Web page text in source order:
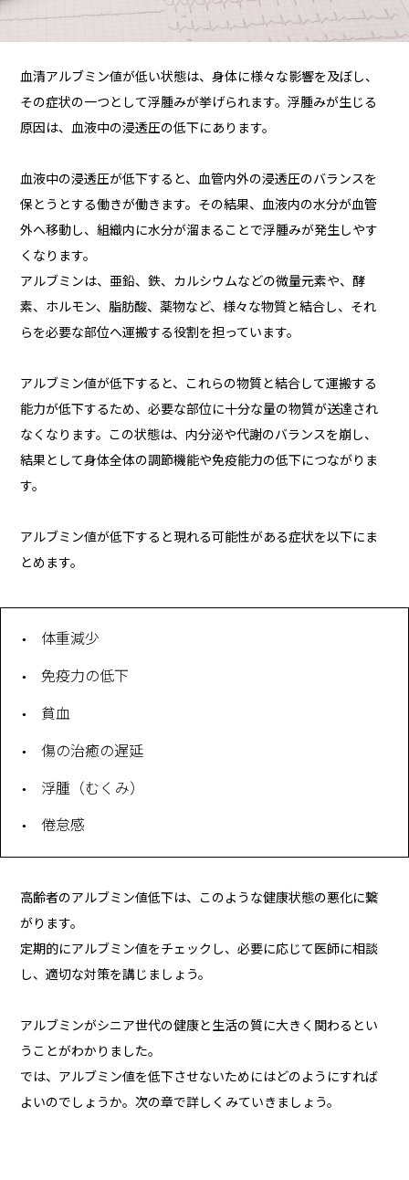
血清アルブミン値が低い状態は、身体に様々な影響を及ぼし、
その症状の一つとして浮腫みが挙げられます。浮腫みが生じる
原因は、血液中の浸透圧の低下にあります。
血液中の浸透圧が低下すると、血管内外の浸透圧のバランスを
保とうとする働きが働きます。その結果、血液内の水分が血管
外へ移動し、組織内に水分が溜まることで浮腫みが発生しやす
くなります。
アルブミンは、亜鉛、鉄、カルシウムなどの微量元素や、酵
素、ホルモン、脂肪酸、薬物など、様々な物質と結合し、それ
らを必要な部位へ運搬する役割を担っています。
アルブミン値が低下すると、これらの物質と結合して運搬する
能力が低下するため、必要な部位に十分な量の物質が送達され
なくなります。この状態は、内分泌や代謝のバランスを崩し、
結果として身体全体の調節機能や免疫能力の低下につながりま
す。
アルブミン値が低下すると現れる可能性がある症状を以下にま
とめます。
体重減少
免疫力の低下
貧血
傷の治癒の遅延
浮腫（むくみ）
倦怠感
高齢者のアルブミン値低下は、このような健康状態の悪化に繋
がります。
定期的にアルブミン値をチェックし、必要に応じて医師に相談
し、適切な対策を講じましょう。
アルブミンがシニア世代の健康と生活の質に大きく関わるとい
うことがわかりました。
では、アルブミン値を低下させないためにはどのようにすれば
よいのでしょうか。次の章で詳しくみていきましょう。